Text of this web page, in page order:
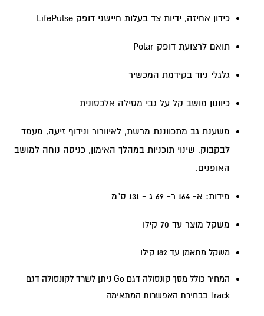
כידון אחיזה, ידיות צד בעלות חיישני דופק LifePulse
תואם לרצועת דופק Polar
גלגלי ניוד בקידמת המכשיר
כיוונון מושב קל על גבי מסילה אלכסונית
משענת גב מתכווננת מרשת, לאיוורור ונידוף זיעה, מעמד
לבקבוק, שינוי תוכניות במהלך האימון, כניסה נוחה למושב
האופנים.
מידות: א- 164 ר- 69 ג - 131 ס"מ
משקל מוצר עד 70 קי לו
משקל מתאמן עד 182 קילו
המחיר כולל מסך קונסולה דגם Go ניתן לשרד לקונסולה דגם
Track בבחירת האפשרות המתאימה